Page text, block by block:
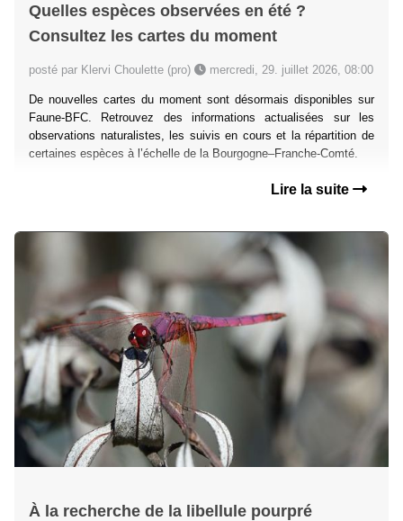
Quelles espèces observées en été ?
Consultez les cartes du moment
posté par Klervi Choulette (pro) mercredi, 29. juillet 2026, 08:00
De nouvelles cartes du moment sont désormais disponibles sur
Faune-BFC. Retrouvez des informations actualisées sur les
observations naturalistes, les suivis en cours et la répartition de
certaines espèces à l’échelle de la Bourgogne–Franche-Comté.
Lire la suite
À la recherche de la libellule pourpré